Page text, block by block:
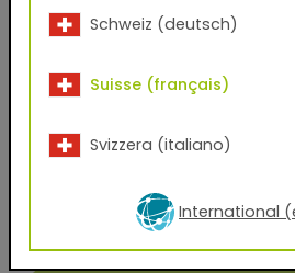
plusieurs produits TIGER Drylac®
ajoutez simplement les produits
même temps.
sur des scans à haute résolution
mais qu'ils peuvent différer de la
selon l'écran. Veuillez demander
revêtu par poudre pour vérifier la
Schweiz (deutsch)
Suisse (français)
Svizzera (italiano)
International